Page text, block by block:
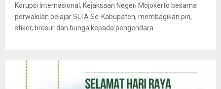
Korupsi Internasional, Kejaksaan Negeri Mojokerto besama
perwakilan pelajar SLTA Se-Kabupaten, membagikan pin,
stiker, brosur dan bunga kepada pengendara...